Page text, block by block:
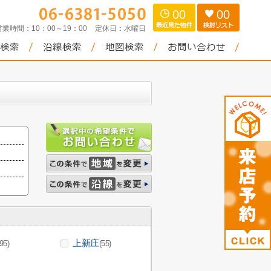
業時間： 10：00～19：00 定休日： 水曜日
00 00
上新庄(55)